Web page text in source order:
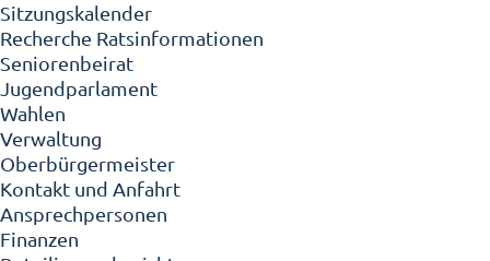
Sitzungskalender
Recherche Ratsinformationen
Seniorenbeirat
Jugendparlament
Wahlen
Verwaltung
Oberbürgermeister
Kontakt und Anfahrt
Ansprechpersonen
Finanzen